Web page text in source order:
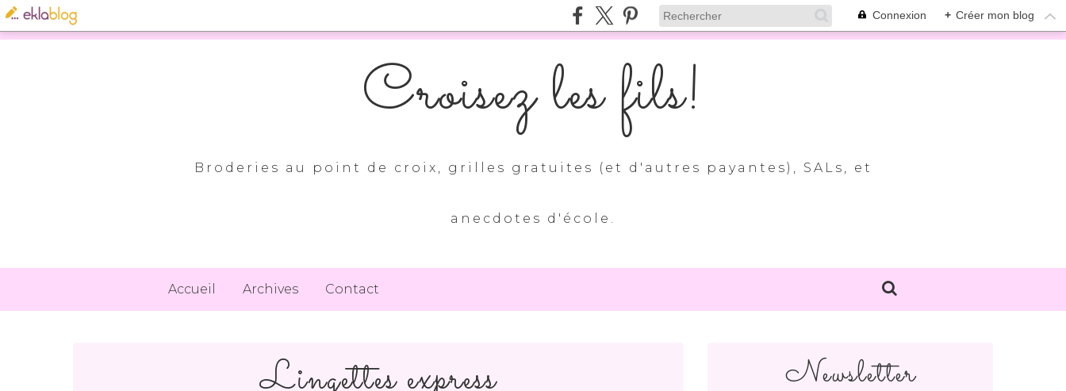
Connexion + Créer mon blog
Croisez les fils!
Broderies au point de croix, grilles gratuites (et d'autres payantes), SALs, et
anecdotes d'école.
Accueil Archives Contact
Newsletter